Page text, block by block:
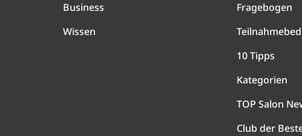
Business
Wissen
Fragebogen
10 Tipps
Kategorien
TOP Salon
Club der